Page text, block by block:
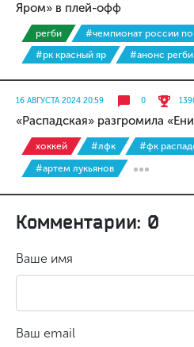
Яром» в плей-офф
регби #чемпионат россии по
#рк красный яр
#анонс регби
16 АВГУСТА 2024 20:59 0
«Распадская» разгромила
хоккей #лфк #фк
#артем лукьянов
Комментарии: 0
Ваше имя
Ваш email